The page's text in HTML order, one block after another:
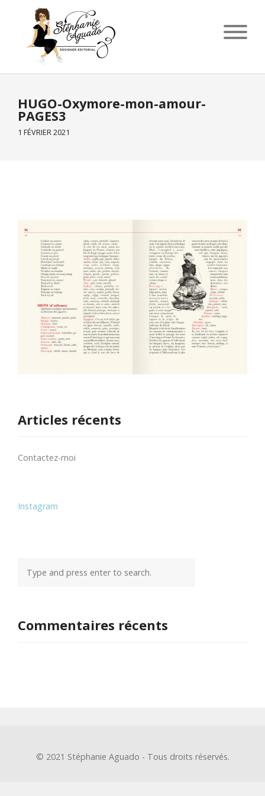
HUGO-Oxymore-mon-amour-
PAGES3
1 FÉVRIER 2021
Articles récents
Contactez-moi
Instagram
Commentaires récents
© 2021 Stéphanie Aguado - Tous droits réservés.